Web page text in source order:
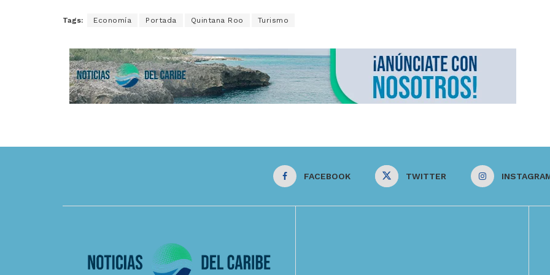
Tags: Economía Portada Quintana Roo Turismo
FACEBOOK TWITTER